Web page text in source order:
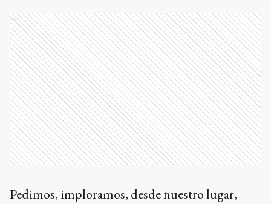
Ads
Pedimos, imploramos, desde nuestro lugar,